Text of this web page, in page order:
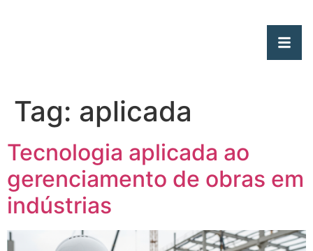
Tag: aplicada
Tecnologia aplicada ao
gerenciamento de obras em
indústrias